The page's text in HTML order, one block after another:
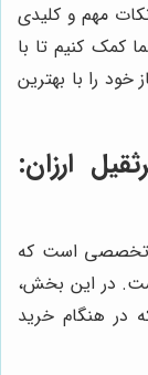
مهم و کلیدی
کمک کنیم تا با
خود را با بهترین
ارزان:
و تخصصی است که
در این بخش،
در هنگام خرید